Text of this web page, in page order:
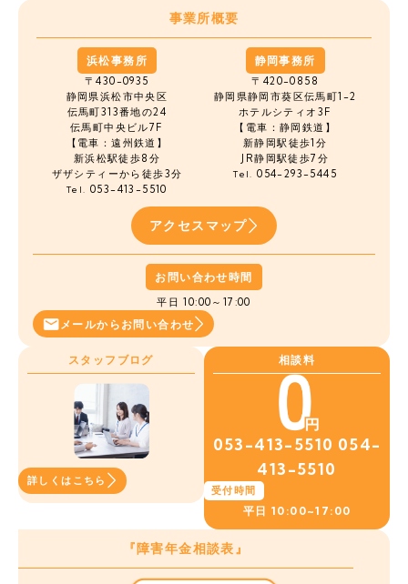
事業所概要
浜松事務所
〒430-0935
静岡県浜松市中央区
伝馬町313番地の24
伝馬町中央ビル7F
【電車：遠州鉄道】
新浜松駅徒歩8分
ザザシティーから徒歩3分
Tel. 053-413-5510
静岡事務所
〒420-0858
静岡県静岡市葵区伝馬町1-2
ホテルシティオ3F
【電車：静岡鉄道】
新静岡駅徒歩1分
JR静岡駅徒歩7分
Tel. 054-293-5445
アクセスマップ
お問い合わせ時間
平日 10:00～17:00
メールから お問い合わせ
スタッフブログ
詳しくはこちら
相談料
053-413-5510 054-
413-5510
受付時間
平日 10:00~17:00
『障害年金相談表』